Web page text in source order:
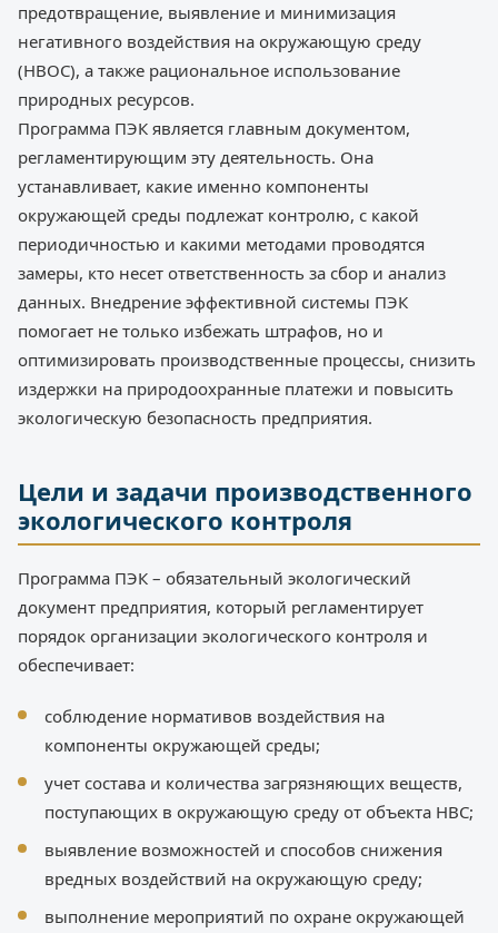
предотвращение, выявление и минимизация
негативного воздействия на окружающую среду
(НВОС), а также рациональное использование
природных ресурсов.
Программа ПЭК является главным документом,
регламентирующим эту деятельность. Она
устанавливает, какие именно компоненты
окружающей среды подлежат контролю, с какой
периодичностью и какими методами проводятся
замеры, кто несет ответственность за сбор и анализ
данных. Внедрение эффективной системы ПЭК
помогает не только избежать штрафов, но и
оптимизировать производственные процессы, снизить
издержки на природоохранные платежи и повысить
экологическую безопасность предприятия.
Цели и задачи производственного
экологического контроля
Программа ПЭК – обязательный экологический
документ предприятия, который регламентирует
порядок организации экологического контроля и
обеспечивает:
соблюдение нормативов воздействия на
компоненты окружающей среды;
учет состава и количества загрязняющих веществ,
поступающих в окружающую среду от объекта НВС;
выявление возможностей и способов снижения
вредных воздействий на окружающую среду;
выполнение мероприятий по охране окружающей